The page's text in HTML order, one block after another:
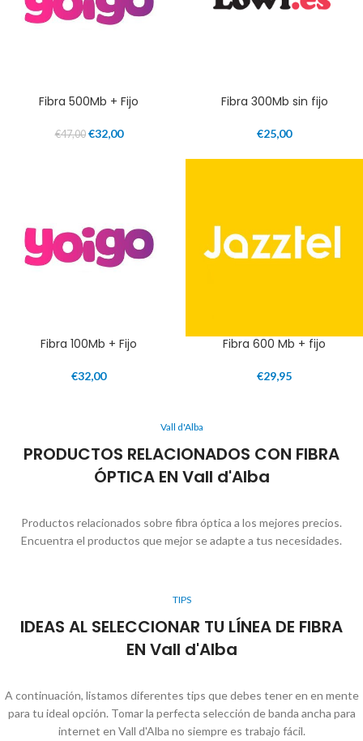
Fibra 500Mb + Fijo
€47,00 €32,00
Fibra 300Mb sin fijo
€25,00
Fibra 100Mb + Fijo
€32,00
Fibra 600 Mb + fijo
€29,95
Vall d'Alba
PRODUCTOS RELACIONADOS CON FIBRA
ÓPTICA EN Vall d'Alba
Productos relacionados sobre fibra óptica a los mejores precios.
Encuentra el productos que mejor se adapte a tus necesidades.
TIPS
IDEAS AL SELECCIONAR TU LÍNEA DE FIBRA
EN Vall d'Alba
A continuación, listamos diferentes tips que debes tener en en mente
para tu ideal opción. Tomar la perfecta selección de banda ancha para
internet en Vall d'Alba no siempre es trabajo fácil.